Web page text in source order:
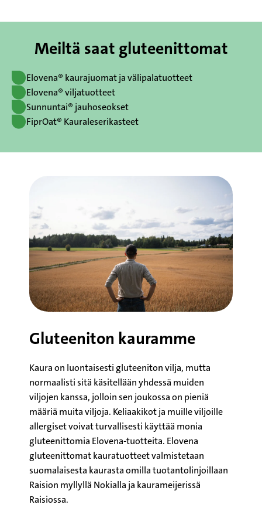
Meiltä saat gluteenittomat
Elovena® kaurajuomat ja välipalatuotteet
Elovena® viljatuotteet
Sunnuntai® jauhoseokset
FiprOat® Kauraleserikasteet
Gluteeniton kauramme
Kaura on luontaisesti gluteeniton vilja, mutta
normaalisti sitä käsitellään yhdessä muiden
viljojen kanssa, jolloin sen joukossa on pieniä
määriä muita viljoja. Keliaakikot ja muille viljoille
allergiset voivat turvallisesti käyttää monia
gluteenittomia Elovena-tuotteita. Elovena
gluteenittomat kauratuotteet valmistetaan
suomalaisesta kaurasta omilla tuotantolinjoillaan
Raision myllyllä Nokialla ja kaurameijerissä
Raisiossa.